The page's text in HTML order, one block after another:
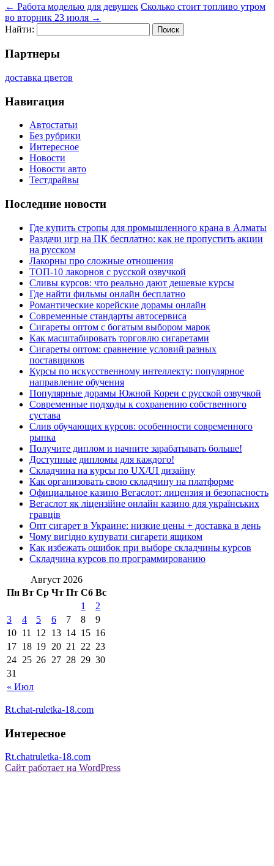
← Работа моделью для девушек Сколько стоит топливо утром
во вторник 23 июля →
Найти:
Партнеры
доставка цветов
Навигация
Автостатьи
Без рубрики
Интересное
Новости
Новости авто
Тестдрайвы
Последние новости
Где купить стропы для промышленного крана в Алматы
Раздачи игр на ПК бесплатно: как не пропустить акции
на русском
Лакорны про сложные отношения
ТОП-10 лакорнов с русской озвучкой
Сливы курсов: что реально дают дешевые курсы
Где найти фильмы онлайн бесплатно
Романтические корейские дорамы онлайн
Современные стандарты автосервиса
Сигареты оптом с богатым выбором марок
Как масштабировать торговлю сигаретами
Сигареты оптом: сравнение условий разных
поставщиков
Курсы по искусственному интеллекту: популярное
направление обучения
Популярные дорамы Южной Кореи с русской озвучкой
Современные подходы к сохранению собственного
сустава
Слив обучающих курсов: особенности современного
рынка
Получите диплом и начните зарабатывать больше!
Доступные дипломы для каждого!
Складчина на курсы по UX/UI дизайну
Как организовать свою складчину на платформе
Официальное казино Вегаслот: лицензия и безопасность
Вегаслот як ліцензійне онлайн казино для українських
гравців
Опт сигарет в Украине: низкие цены + доставка в день
Чому вигідно купувати сигарети ящиком
Как избежать ошибок при выборе складчины курсов
Складчина курсов по программированию
Август 2026
Пн Вт Ср Чт Пт Сб Вс
« Июл
1
2
3
4 5 6 7 8
9
10 11 12 13 14 15 16
17 18 19 20 21 22 23
24 25 26 27 28 29 30
31
Rt.chat-ruletka-18.com
Интересное
Rt.chatruletka-18.com
Сайт работает на WordPress